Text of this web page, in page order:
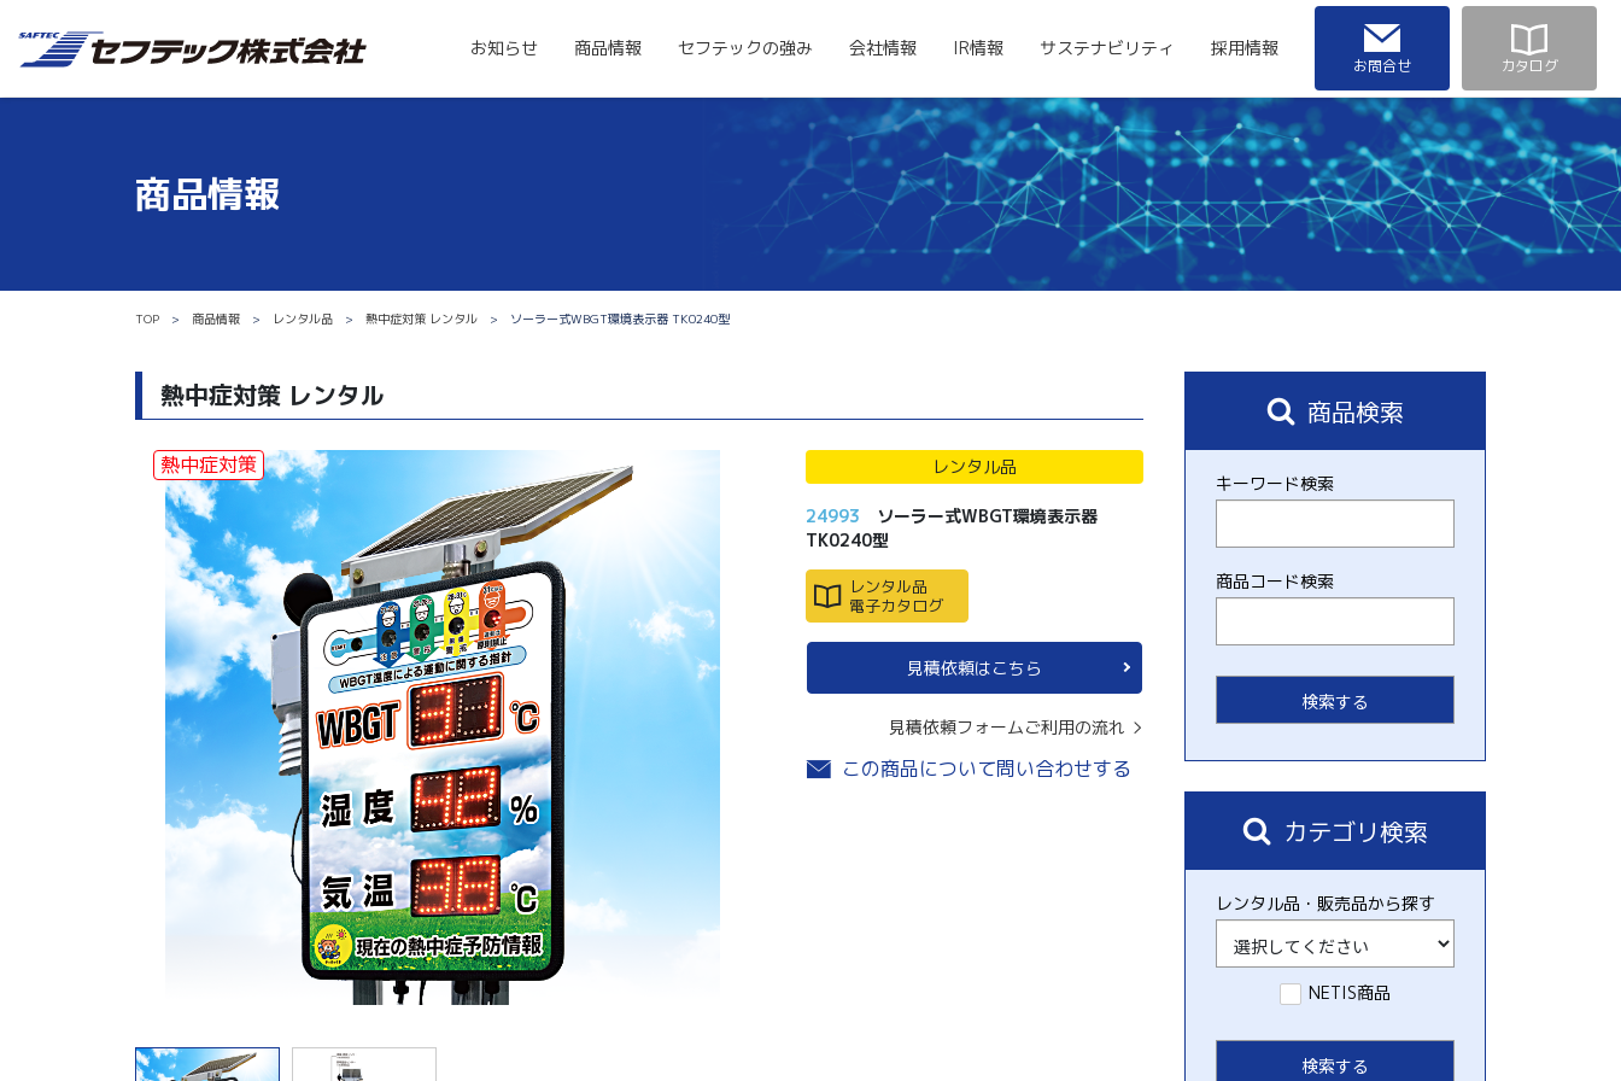
お知らせ 商品情報 セフテックの強み 会社情報 IR情報 サステナビリティ 採用情報
お問合せ カタログ
商品情報
TOP 商品情報 レンタル品 熱中症対策 レンタル ソーラー式WBGT環境表示器 TK0240型
熱中症対策 レンタル
熱中症対策 レンタル品
24993
ソーラー式WBGT環境表示器
TK0240型
レンタル品
電子カタログ
見積依頼はこちら
見積依頼フォームご利用の流れ
この商品について問い合わせする
商品検索
キーワード検索
商品コード検索
カテゴリ検索
レンタル品・販売品から探す
NETIS商品